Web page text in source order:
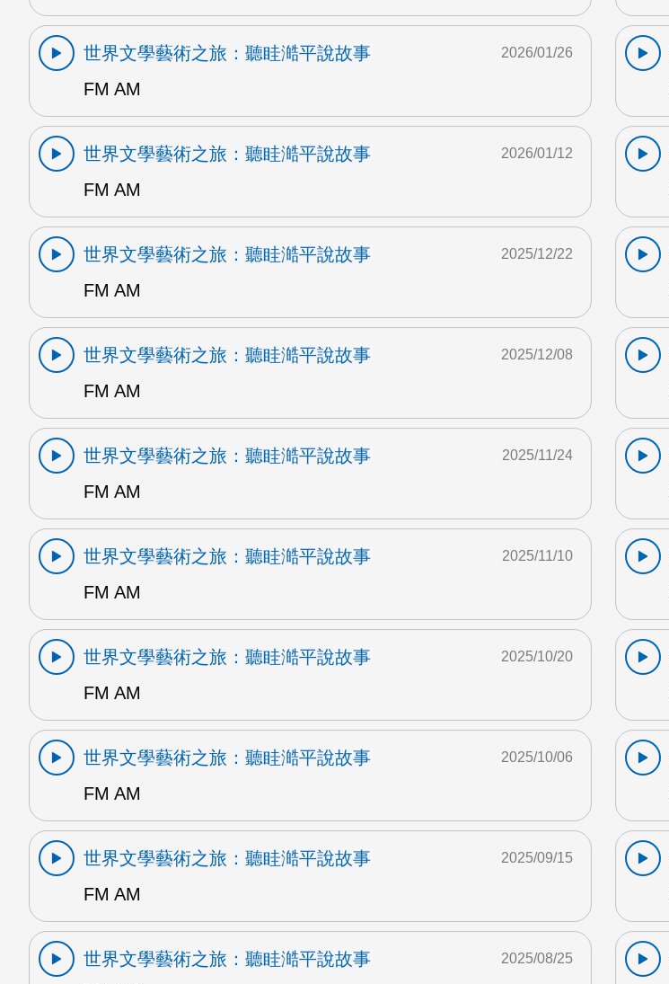
世界文學藝術之旅：聽眭澔平說故事
FM AM
2026/01/26
世界文學藝術之旅：聽眭澔平說故事
FM AM
2026/01/12
世界文學藝術之旅：聽眭澔平說故事
FM AM
2025/12/22
世界文學藝術之旅：聽眭澔平說故事
FM AM
2025/12/08
世界文學藝術之旅：聽眭澔平說故事
FM AM
2025/11/24
世界文學藝術之旅：聽眭澔平說故事
FM AM
2025/11/10
世界文學藝術之旅：聽眭澔平說故事
FM AM
2025/10/20
世界文學藝術之旅：聽眭澔平說故事
FM AM
2025/10/06
世界文學藝術之旅：聽眭澔平說故事
FM AM
2025/09/15
世界文學藝術之旅：聽眭澔平說故事
2025/08/25